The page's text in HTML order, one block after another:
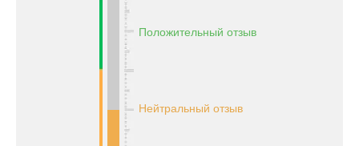
Положительный отзыв
Нейтральный отзыв